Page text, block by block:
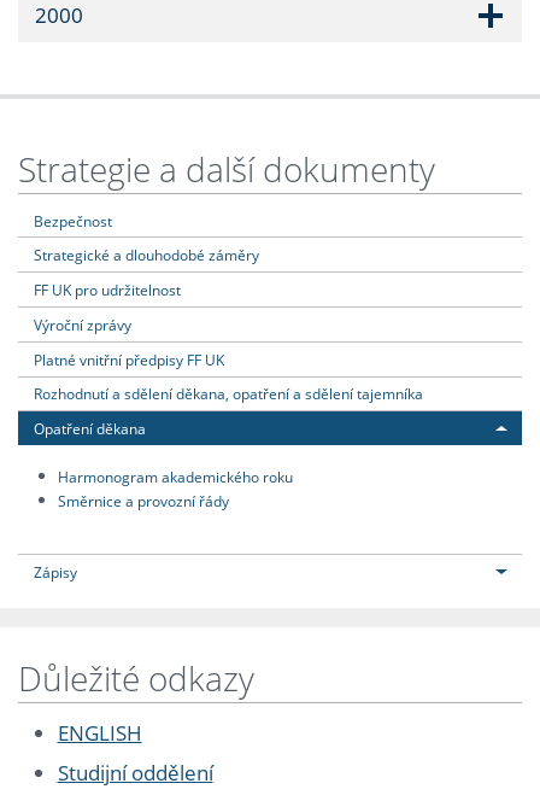
2000
Strategie a další dokumenty
Bezpečnost
Strategické a dlouhodobé záměry
FF UK pro udržitelnost
Výroční zprávy
Platné vnitřní předpisy FF UK
Rozhodnutí a sdělení děkana, opatření a sdělení tajemníka
Opatření děkana
Harmonogram akademického roku
Směrnice a provozní řády
Zápisy
Důležité odkazy
ENGLISH
Studijní oddělení